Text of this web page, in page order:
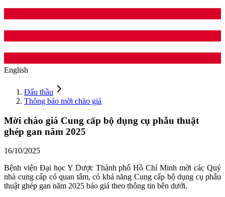
English
Đấu thầu
Thông báo mời chào giá
Mời chào giá Cung cấp bộ dụng cụ phẫu thuật
ghép gan năm 2025
16/10/2025
Bệnh viện Đại học Y Dược Thành phố Hồ Chí Minh mời các Quý
nhà cung cấp có quan tâm, có khả năng Cung cấp bộ dụng cụ phẫu
thuật ghép gan năm 2025 báo giá theo thông tin bên dưới.